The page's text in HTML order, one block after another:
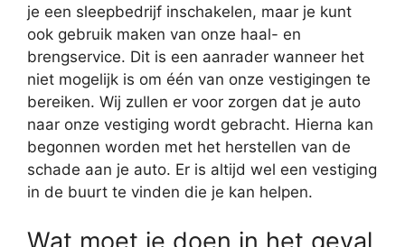
je een sleepbedrijf inschakelen, maar je kunt
ook gebruik maken van onze haal- en
brengservice. Dit is een aanrader wanneer het
niet mogelijk is om één van onze vestigingen te
bereiken. Wij zullen er voor zorgen dat je auto
naar onze vestiging wordt gebracht. Hierna kan
begonnen worden met het herstellen van de
schade aan je auto. Er is altijd wel een vestiging
in de buurt te vinden die je kan helpen.
Wat moet je doen in het geval